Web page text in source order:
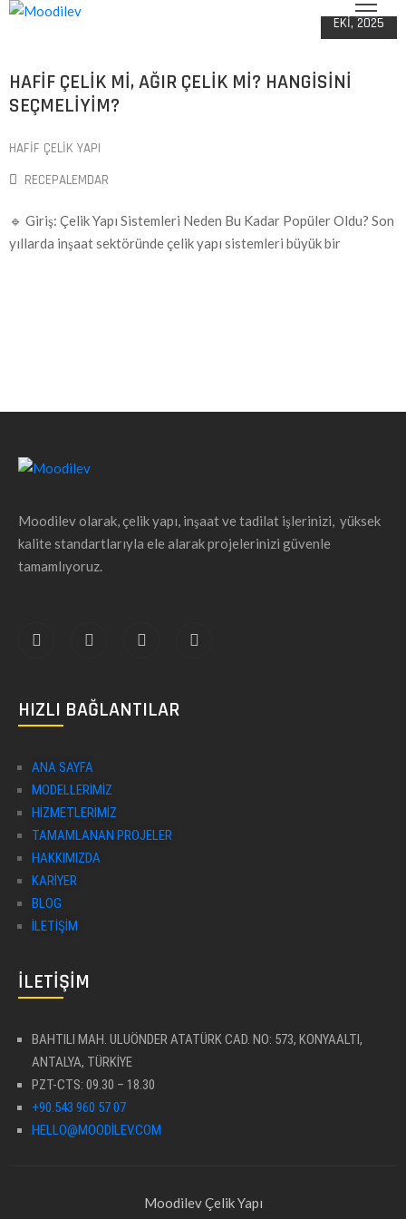
EKI, 2025
HAFIF ÇELIK MI, AĞIR ÇELIK MI? HANGISINI
SEÇMELIYIM?
HAFIF ÇELIK YAPI
RECEPALEMDAR
🔹 Giriş: Çelik Yapı Sistemleri Neden Bu Kadar Popüler Oldu? Son
yıllarda inşaat sektöründe çelik yapı sistemleri büyük bir
Moodilev olarak, çelik yapı, inşaat ve tadilat işlerinizi, yüksek
kalite standartlarıyla ele alarak projelerinizi güvenle
tamamlıyoruz.
HIZLI BAĞLANTILAR
ANA SAYFA
MODELLERIMIZ
HIZMETLERIMIZ
TAMAMLANAN PROJELER
HAKKIMIZDA
KARIYER
BLOG
İLETIŞIM
İLETIŞIM
BAHTILI MAH. ULUÖNDER ATATÜRK CAD. NO: 573, KONYAALTI,
ANTALYA, TÜRKİYE
PZT-CTS: 09.30 – 18.30
+90.543 960 57 07
HELLO@MOODILEV.COM
Moodilev Çelik Yapı